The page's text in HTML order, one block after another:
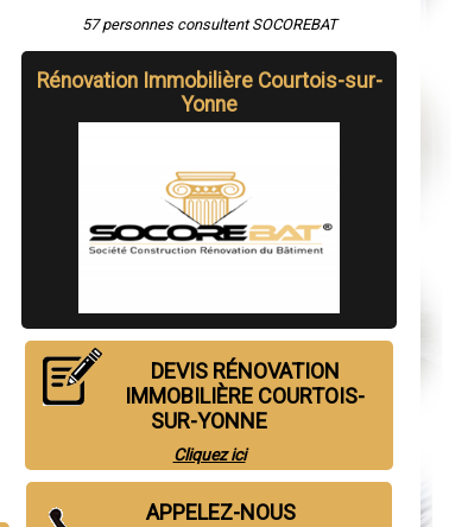
57 personnes consultent SOCOREBAT
Rénovation Immobilière Courtois-sur-
Yonne
DEVIS RÉNOVATION
IMMOBILIÈRE COURTOIS-
SUR-YONNE
Cliquez ici
APPELEZ-NOUS